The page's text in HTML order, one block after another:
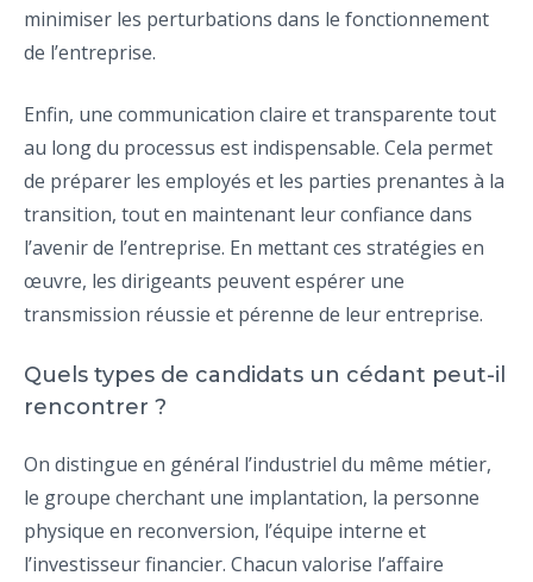
minimiser les perturbations dans le fonctionnement
de l’entreprise.
Enfin, une communication claire et transparente tout
au long du processus est indispensable. Cela permet
de préparer les employés et les parties prenantes à la
transition, tout en maintenant leur confiance dans
l’avenir de l’entreprise. En mettant ces stratégies en
œuvre, les dirigeants peuvent espérer une
transmission réussie et pérenne de leur entreprise.
Quels types de candidats un cédant peut-il
rencontrer ?
On distingue en général l’industriel du même métier,
le groupe cherchant une implantation, la personne
physique en reconversion, l’équipe interne et
l’investisseur financier. Chacun valorise l’affaire